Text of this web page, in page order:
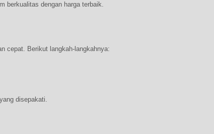
berkualitas dengan harga terbaik.
cepat. Berikut langkah-langkahnya:
disepakati.